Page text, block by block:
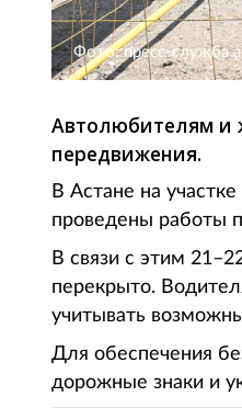
Фото: пресс-служба
Автолюбителям и
передвижения.
В Астане на
проведены работы
В связи с этим
перекрыто.
учитывать
Для обеспечения
дорожные знаки и